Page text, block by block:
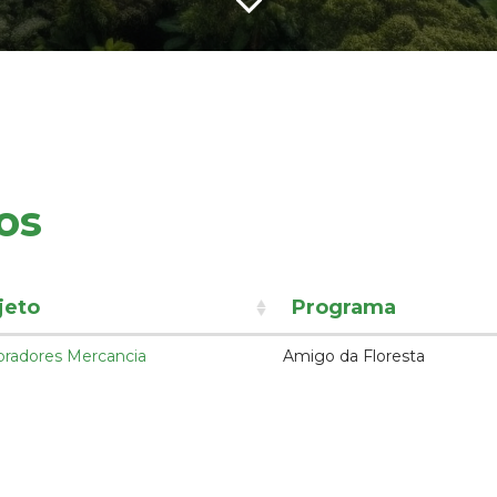
Programa
Mercancia Amigo da Floresta